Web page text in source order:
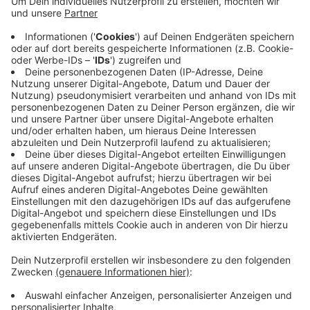
geworden. Eine Festnahme nehme man
Warnung an die Zivilgesellschaft - vor allem in NRW.
"Was sie von Frieden hält, ist der Mafia ziemlich egal",
sagt Huth.
Anzeige
Unterwanderung der Zivilgesellschaft
Anzeige
Von den Tätergruppen gehe eine explizite Gefahr aus.
Sowas kenne man in Expertenkreisen nur aus Italien,
sagt der Landesvorsitzende des BDK. "Egal ob
Königsfamilie, niederländischer Premierminister oder
Tätergruppe scheint selbst da nicht ausreichend zu